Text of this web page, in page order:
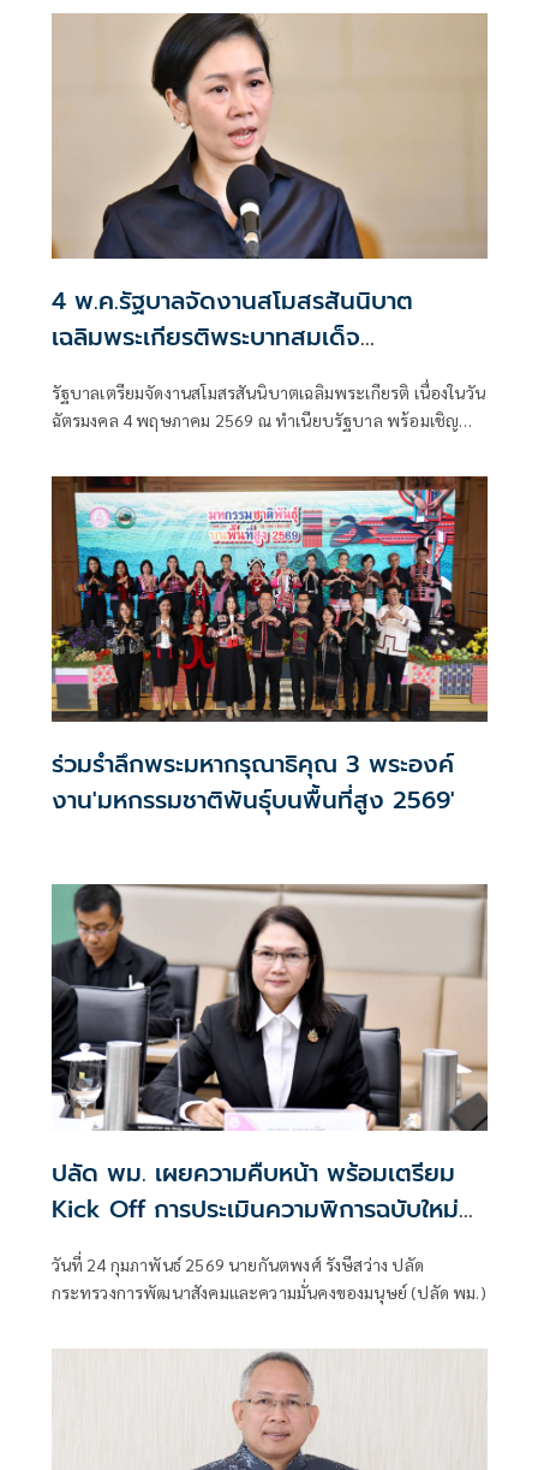
พัฒนาสังคมและความมั่นคงของมนุษย์ และการเคหะแห่งชาติ
ลงพื้นที่จังหวัดชลบุรี
4 พ.ค.รัฐบาลจัดงานสโมสรสันนิบาต
เฉลิมพระเกียรติพระบาทสมเด็จ
รัฐบาลเตรียมจัดงานสโมสรสันนิบาตเฉลิมพระเกียรติ เนื่องในวัน
ฉัตรมงคล 4 พฤษภาคม 2569 ณ ทำเนียบรัฐบาล พร้อมเชิญ
ร่วมรำลึกพระมหากรุณาธิคุณ 3 พระองค์
งาน'มหกรรมชาติพันธุ์บนพื้นที่สูง 2569'
ปลัด พม. เผยความคืบหน้า พร้อมเตรียม
Kick Off การประเมินความพิการฉบับใหม่
พร้อมกันทั่วประเทศ มี.ค. นี้
วันที่ 24 กุมภาพันธ์ 2569 นายกันตพงศ์ รังษีสว่าง ปลัด
กระทรวงการพัฒนาสังคมและความมั่นคงของมนุษย์ (ปลัด พม.)